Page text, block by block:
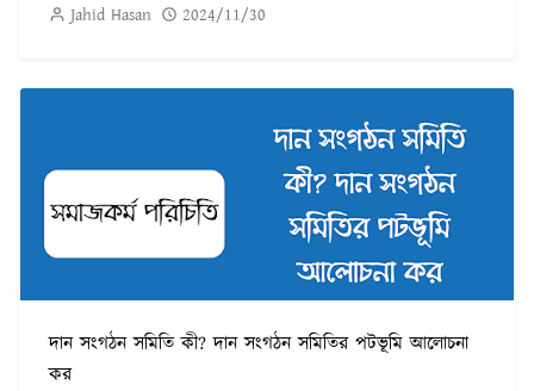
Jahid Hasan 2024/11/30
দান সংগঠন সমিতি কী? দান সংগঠন সমিতির পটভূমি আলোচনা
কর